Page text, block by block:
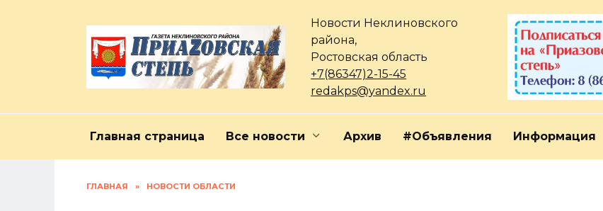
Новости Неклиновского
района,
Ростовская область
+7(86347)2-15-45
redakps@yandex.ru
Главная страница Все новости Архив #Объявления Информация
ГЛАВНАЯ » НОВОСТИ ОБЛАСТИ